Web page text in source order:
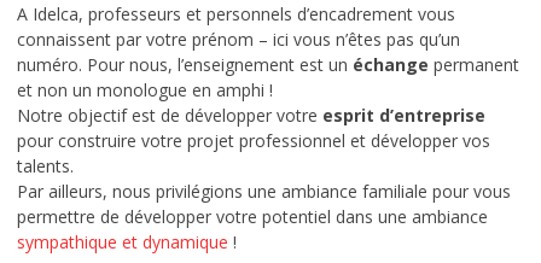
A Idelca, professeurs et personnels d’encadrement vous
connaissent par votre prénom – ici vous n’êtes pas qu’un
numéro. Pour nous, l’enseignement est un échange permanent
et non un monologue en amphi !
Notre objectif est de développer votre esprit d’entreprise
pour construire votre projet professionnel et développer vos
talents.
Par ailleurs, nous privilégions une ambiance familiale pour vous
permettre de développer votre potentiel dans une ambiance
sympathique et dynamique !